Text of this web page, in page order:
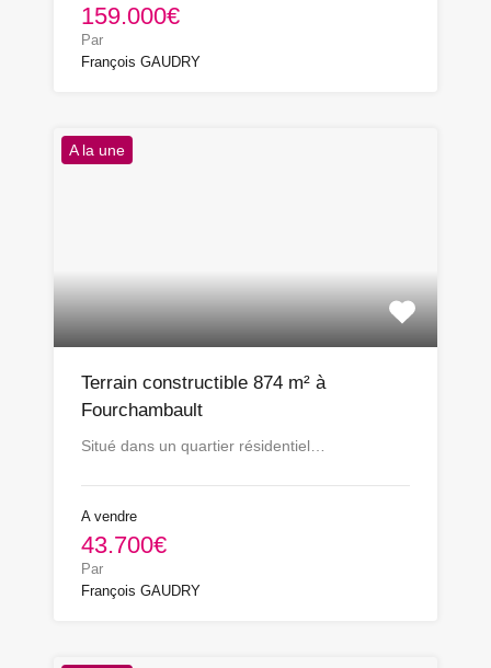
159.000€
Par
François GAUDRY
A la une
Terrain constructible 874 m² à
Fourchambault
Situé dans un quartier résidentiel…
A vendre
43.700€
Par
François GAUDRY